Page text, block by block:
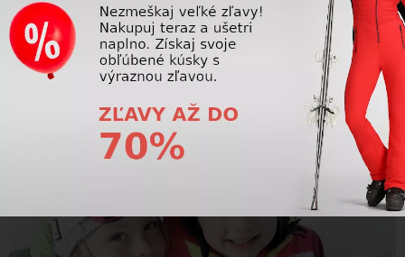
V našej ponuke nájdete rôzne druhy zjazdových palíc, ktoré sa
odlišujú materiálmi použitými pri ich výrobe. Praktické využitie
ponúkajú nastaviteľné palice, ktoré nájdete aj v našej ponuke.